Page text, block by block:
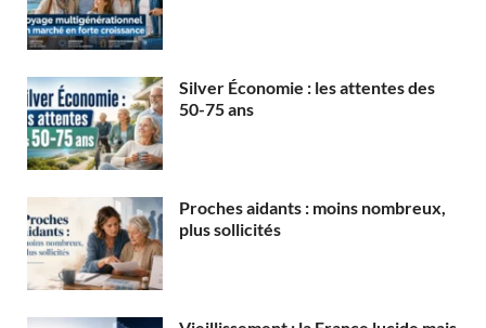
Silver Économie : les attentes des
50-75 ans
Proches aidants : moins nombreux,
plus sollicités